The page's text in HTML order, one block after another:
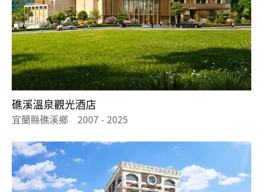
礁溪溫泉觀光酒店
宜蘭縣礁溪鄉 2007 - 2025